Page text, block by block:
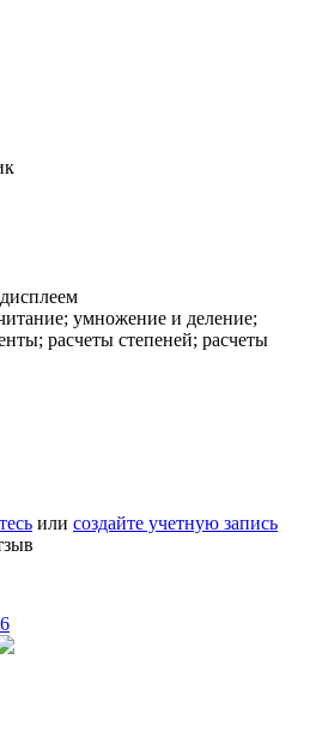
умножение и деление;
расчеты степеней; расчеты
или создайте учетную запись